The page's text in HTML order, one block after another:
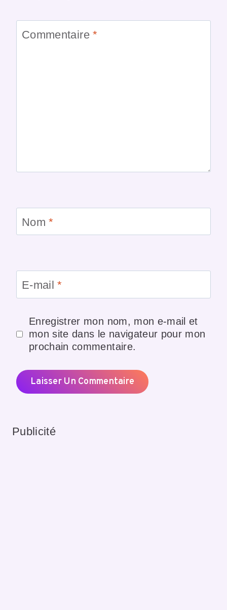
Commentaire*
Nom*
E-mail*
Enregistrer mon nom, mon e-mail et
mon site dans le navigateur pour mon
prochain commentaire.
Publicité